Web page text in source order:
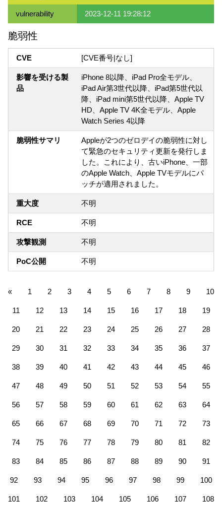
vulnerability 2023-12-11 19:28:12
脆弱性
CVE [CVE番号|なし]
影響を受ける製
品
iPhone 8以降、iPad Pro全モデル、
iPad Air第3世代以降、iPad第5世代以
降、iPad mini第5世代以降、Apple TV
HD、Apple TV 4K全モデル、Apple
Watch Series 4以降
脆弱性サマリ
Appleが2つのゼロデイの脆弱性に対し
て緊急のセキュリティ更新を発行しま
した。これにより、古いiPhone、一部
のApple Watch、Apple TVモデルにパ
ッチが適用されました。
重大度 不明
RCE 不明
攻撃観測 不明
PoC公開 不明
« 1 2 3 4 5 6 7 8 9 10
11 12 13 14 15 16 17 18 19
20 21 22 23 24 25 26 27 28
29 30 31 32 33 34 35 36 37
38 39 40 41 42 43 44 45 46
47 48 49 50 51 52 53 54 55
56 57 58 59 60 61 62 63 64
65 66 67 68 69 70 71 72 73
74 75 76 77 78 79 80 81 82
83 84 85 86 87 88 89 90 91
92 93 94 95 96 97 98 99 100
101 102 103 104 105 106 107 108